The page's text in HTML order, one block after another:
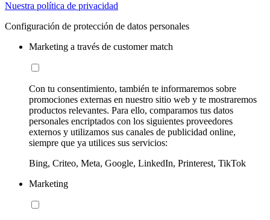
Nuestra política de privacidad
Configuración de protección de datos personales
Marketing a través de customer match
Con tu consentimiento, también te informaremos sobre
promociones externas en nuestro sitio web y te mostraremos
productos relevantes. Para ello, comparamos tus datos
personales encriptados con los siguientes proveedores
externos y utilizamos sus canales de publicidad online,
siempre que ya utilices sus servicios:
Bing, Criteo, Meta, Google, LinkedIn, Printerest, TikTok
Marketing